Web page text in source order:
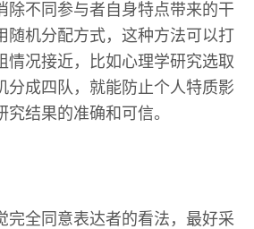
除不同参与者自身特点带来的干
随机分配方式，这种方法可以打
情况接近，比如心理学研究选取
分成四队，就能防止个人特质影
结果的准确和可信。
完全同意表达者的看法，最好采